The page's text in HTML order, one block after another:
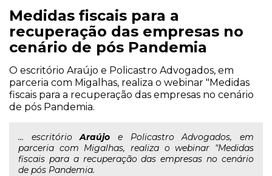
Medidas fiscais para a
recuperação das empresas no
cenário de pós Pandemia
O escritório Araújo e Policastro Advogados, em
parceria com Migalhas, realiza o webinar "Medidas
fiscais para a recuperação das empresas no cenário
de pós Pandemia.
... escritórioAraújo e Policastro Advogados, em
parceria com Migalhas, realiza o webinar "Medidas
fiscais para a recuperação das empresas no cenário
de pós Pandemia.